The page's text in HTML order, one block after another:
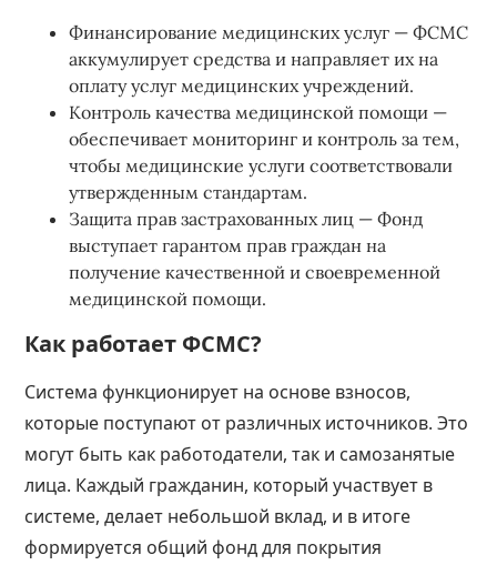
Финансирование медицинских услуг — ФСМС
аккумулирует средства и направляет их на
оплату услуг медицинских учреждений.
Контроль качества медицинской помощи —
обеспечивает мониторинг и контроль за тем,
чтобы медицинские услуги соответствовали
утвержденным стандартам.
Защита прав застрахованных лиц — Фонд
выступает гарантом прав граждан на
получение качественной и своевременной
медицинской помощи.
Как работает ФСМС?
Система функционирует на основе взносов,
которые поступают от различных источников. Это
могут быть как работодатели, так и самозанятые
лица. Каждый гражданин, который участвует в
системе, делает небольшой вклад, и в итоге
формируется общий фонд для покрытия